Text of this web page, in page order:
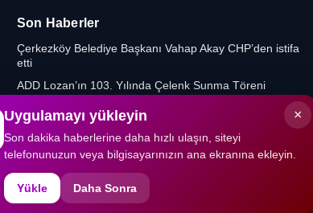
Son Haberler
Çerkezköy Belediye Başkanı Vahap Akay CHP’den istifa
etti
ADD Lozan’ın 103. Yılında Çelenk Sunma Töreni
Yeniden Refah Partisi’nde Muratlı ve Kapaklı İlçe
Başkanlıklarına Yeni Atamalar
Gıda Mühendislerinden Kritik Uyarı
×
Uygulamayı yükleyin
Son dakika haberlerine daha hızlı ulaşın, siteyi
telefonunuzun veya bilgisayarınızın ana ekranına ekleyin.
Yükle Daha Sonra